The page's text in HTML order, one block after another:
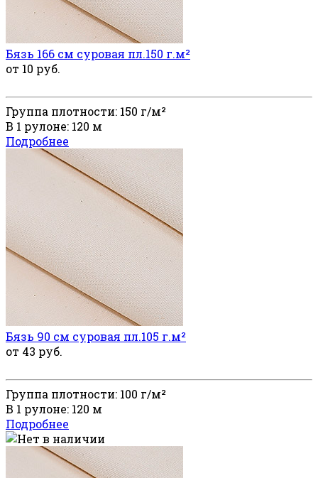
Бязь 166 см суровая пл.150 г.м²
от 10 руб.
Группа плотности: 150 г/м²
В 1 рулоне: 120 м
Подробнее
Бязь 90 см суровая пл.105 г.м²
от 43 руб.
Группа плотности: 100 г/м²
В 1 рулоне: 120 м
Подробнее